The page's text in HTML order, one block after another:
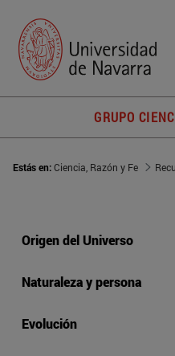
GRUPO
Estás en:Ciencia, Razón y Fe
Origen del Universo
Naturaleza y persona
Evolución